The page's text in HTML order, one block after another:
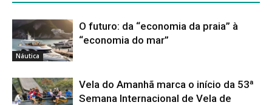
Náutica
O futuro: da “economia da praia” à
“economia do mar”
Vela do Amanhã marca o início da 53ª
Semana Internacional de Vela de